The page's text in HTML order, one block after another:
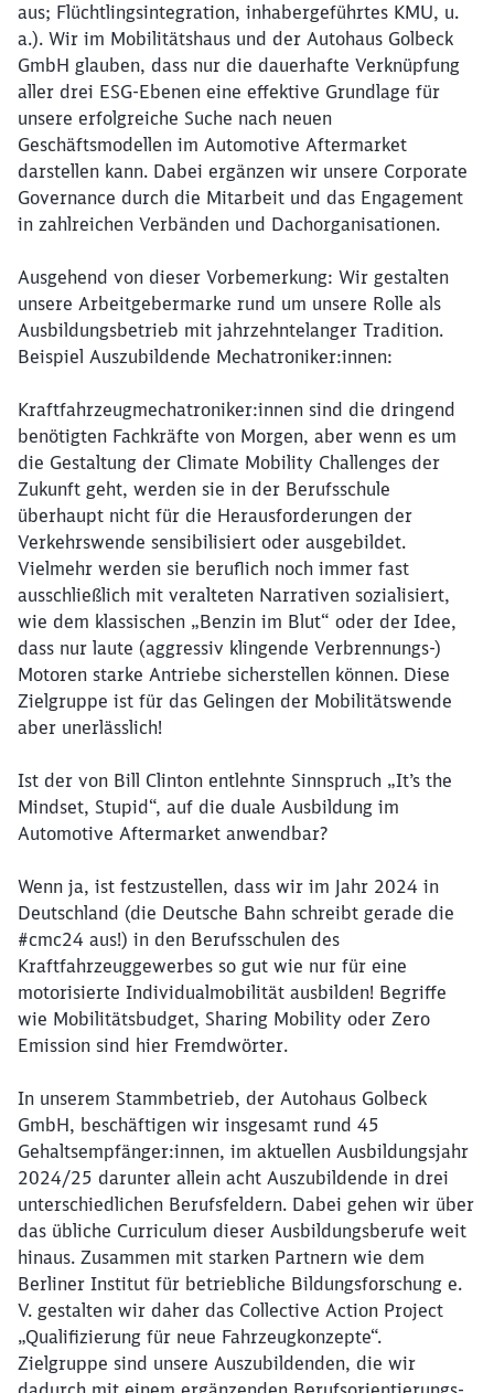
aus; Flüchtlingsintegration, inhabergeführtes KMU, u.
a.). Wir im Mobilitätshaus und der Autohaus Golbeck
GmbH glauben, dass nur die dauerhafte Verknüpfung
aller drei ESG-Ebenen eine effektive Grundlage für
unsere erfolgreiche Suche nach neuen
Geschäftsmodellen im Automotive Aftermarket
darstellen kann. Dabei ergänzen wir unsere Corporate
Governance durch die Mitarbeit und das Engagement
in zahlreichen Verbänden und Dachorganisationen.
Ausgehend von dieser Vorbemerkung: Wir gestalten
unsere Arbeitgebermarke rund um unsere Rolle als
Ausbildungsbetrieb mit jahrzehntelanger Tradition.
Beispiel Auszubildende Mechatroniker:innen:
Kraftfahrzeugmechatroniker:innen sind die dringend
benötigten Fachkräfte von Morgen, aber wenn es um
die Gestaltung der Climate Mobility Challenges der
Zukunft geht, werden sie in der Berufsschule
überhaupt nicht für die Herausforderungen der
Verkehrswende sensibilisiert oder ausgebildet.
Vielmehr werden sie beruflich noch immer fast
ausschließlich mit veralteten Narrativen sozialisiert,
wie dem klassischen „Benzin im Blut“ oder der Idee,
dass nur laute (aggressiv klingende Verbrennungs-)
Motoren starke Antriebe sicherstellen können. Diese
Zielgruppe ist für das Gelingen der Mobilitätswende
aber unerlässlich!
Ist der von Bill Clinton entlehnte Sinnspruch „It’s the
Mindset, Stupid“, auf die duale Ausbildung im
Automotive Aftermarket anwendbar?
Wenn ja, ist festzustellen, dass wir im Jahr 2024 in
Deutschland (die Deutsche Bahn schreibt gerade die
#cmc24 aus!) in den Berufsschulen des
Kraftfahrzeuggewerbes so gut wie nur für eine
motorisierte Individualmobilität ausbilden! Begriffe
wie Mobilitätsbudget, Sharing Mobility oder Zero
Emission sind hier Fremdwörter.
In unserem Stammbetrieb, der Autohaus Golbeck
GmbH, beschäftigen wir insgesamt rund 45
Gehaltsempfänger:innen, im aktuellen Ausbildungsjahr
2024/25 darunter allein acht Auszubildende in drei
unterschiedlichen Berufsfeldern. Dabei gehen wir über
das übliche Curriculum dieser Ausbildungsberufe weit
hinaus. Zusammen mit starken Partnern wie dem
Berliner Institut für betriebliche Bildungsforschung e.
V. gestalten wir daher das Collective Action Project
„Qualifizierung für neue Fahrzeugkonzepte“.
Zielgruppe sind unsere Auszubildenden, die wir